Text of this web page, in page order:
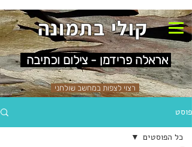
קולי בתמונה
אראלה פרידמן - צילום וכתיבה
רצוי לצפות במחשב שולחני
פוסט
כל הפוסטים